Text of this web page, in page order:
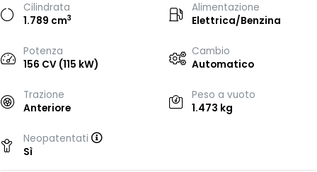
Cilindrata
1.789 cm3
Alimentazione
Elettrica/Benzina
Potenza
156 CV (115 kW)
Cambio
Automatico
Trazione
Anteriore
Peso a vuoto
1.473 kg
Neopatentati
Sì